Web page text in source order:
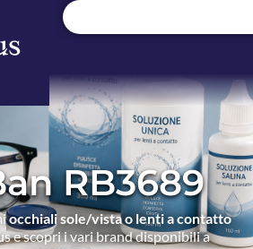
RB3689
occhiali sole/vista o lenti a contatto
e scopri i vari brand disponibili a